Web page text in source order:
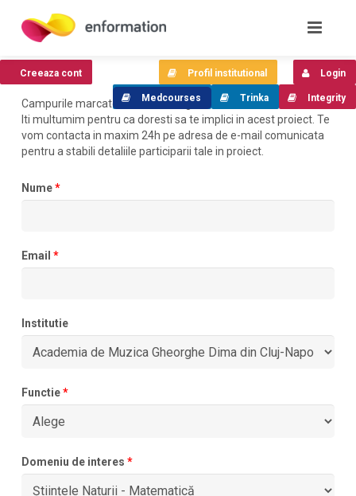
Campurile marcate cu
sunt obligatorii
Iti multumim pentru ca doresti sa te implici in acest proiect. Te
vom contacta in maxim 24h pe adresa de e-mail comunicata
pentru a stabili detaliile participarii tale in proiect.
Nume*
Email *
Institutie
Functie*
Domeniu de interes *
Creeaza cont Login
Profil institutional
Integrity
Trinka
Medcourses